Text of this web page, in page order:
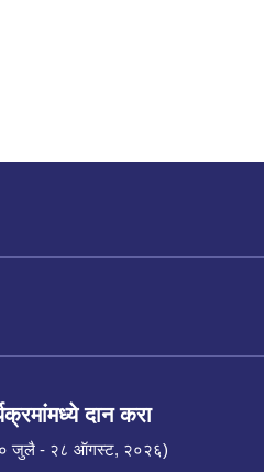
दान करा
जुलै - २८ ऑगस्ट, २०२६)